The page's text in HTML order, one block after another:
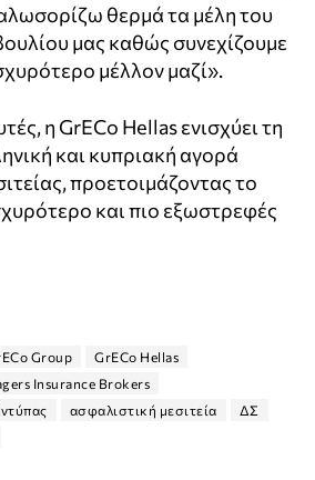
θερμά τα μέλη του
μας καθώς συνεχίζουμε
μέλλον μαζί».
η GrECo Hellas ενισχύει τη
και κυπριακή αγορά
προετοιμάζοντας το
και πιο εξωστρεφές
Group
GrECo Hellas
Insurance Brokers
ασφαλιστική μεσιτεία
ΔΣ